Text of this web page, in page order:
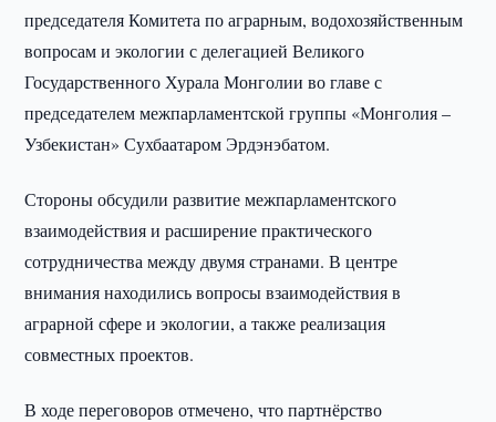
председателя Комитета по аграрным, водохозяйственным
вопросам и экологии с делегацией Великого
Государственного Хурала Монголии во главе с
председателем межпарламентской группы «Монголия –
Узбекистан» Сухбаатаром Эрдэнэбатом.
Стороны обсудили развитие межпарламентского
взаимодействия и расширение практического
сотрудничества между двумя странами. В центре
внимания находились вопросы взаимодействия в
аграрной сфере и экологии, а также реализация
совместных проектов.
В ходе переговоров отмечено, что партнёрство